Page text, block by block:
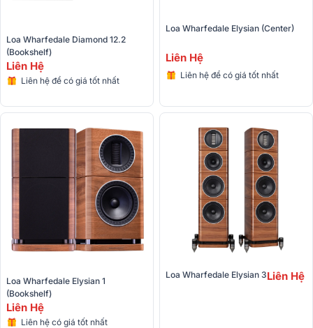
Loa Wharfedale Diamond 12.2
(Bookshelf)
Liên Hệ
Liên hệ để có giá tốt nhất
Liên Hệ
Liên hệ để có giá tốt nhất
Loa Wharfedale Elysian 1
(bookshelf)
Liên Hệ
Liên hệ có giá tốt nhất
Loa Wharfedale Elysian 3Liên Hệ